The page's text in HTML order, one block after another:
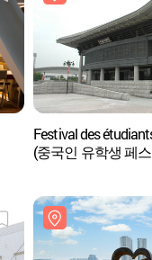
Festival des
(중국인 유학생 페